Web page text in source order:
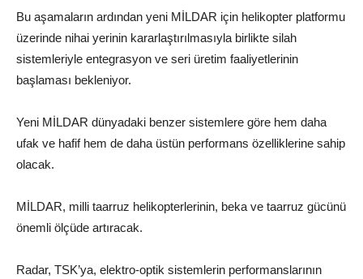
Bu aşamaların ardından yeni MİLDAR için helikopter platformu
üzerinde nihai yerinin kararlaştırılmasıyla birlikte silah
sistemleriyle entegrasyon ve seri üretim faaliyetlerinin
başlaması bekleniyor.
Yeni MİLDAR dünyadaki benzer sistemlere göre hem daha
ufak ve hafif hem de daha üstün performans özelliklerine sahip
olacak.
MİLDAR, milli taarruz helikopterlerinin, beka ve taarruz gücünü
önemli ölçüde artıracak.
Radar, TSK’ya, elektro-optik sistemlerin performanslarının